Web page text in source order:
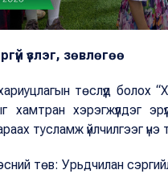
үзлэг, зөвлөгөө
төслүүд болох
хамтран хэрэгжүүлдэг
тусламж үйлчилгээг үнэ
төв: Урьдчилан